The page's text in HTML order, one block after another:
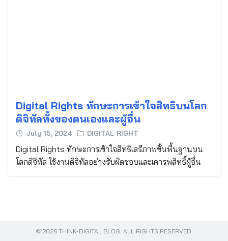
for:
Digital Rights ทักษะการเข้าใจสิทธิบนโลก
ดิจิทัลทั้งของตนเองและผู้อื่น
July 15, 2024 DIGITAL RIGHT
Digital Rights ทักษะการเข้าใจสิทธิเสรีภาพขั้นพื้นฐานบน
โลกดิจิทัล ใช้งานดิจิทัลอย่างรับผิดชอบและเคารพสิทธิ์ผู้อื่น
© 2026 THINK-DIGITAL BLOG. ALL RIGHTS RESERVED.